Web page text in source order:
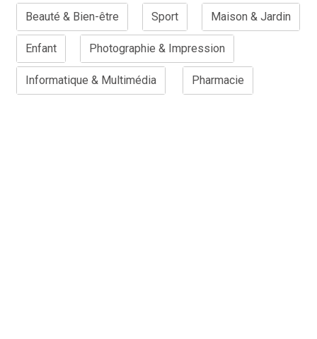
Beauté & Bien-être Sport Maison & Jardin
Enfant Photographie & Impression
Informatique & Multimédia Pharmacie